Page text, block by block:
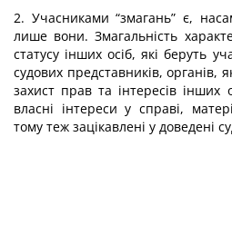
2. Учасниками “змагань” є,
лише вони. Змагальність
статусу інших осіб, які беруть
судових представників, органів,
захист прав та інтересів
власні інтереси у справі,
тому теж зацікавлені у доведені